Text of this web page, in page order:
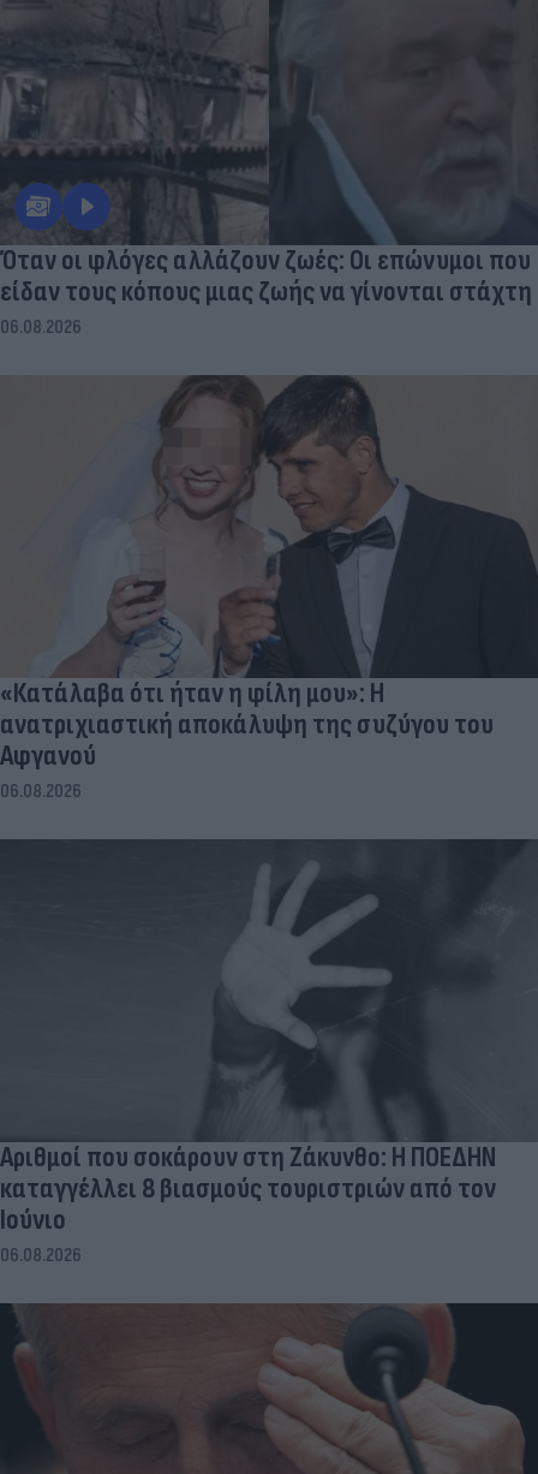
Όταν οι φλόγες αλλάζουν ζωές: Οι επώνυμοι που
είδαν τους κόπους μιας ζωής να γίνονται στάχτη
06.08.2026
«Κατάλαβα ότι ήταν η φίλη μου»: Η
ανατριχιαστική αποκάλυψη της συζύγου του
Αφγανού
06.08.2026
Αριθμοί που σοκάρουν στη Ζάκυνθο: Η ΠΟΕΔΗΝ
καταγγέλλει 8 βιασμούς τουριστριών από τον
Ιούνιο
06.08.2026